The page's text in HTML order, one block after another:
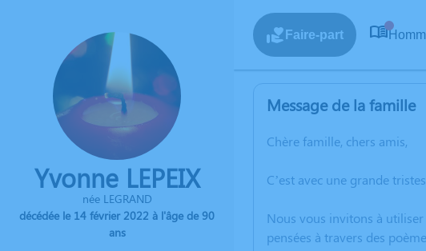
Yvonne LEPEIX
née LEGRAND
décédée le 14 février 2022 à l'âge de 90
ans
Faire-part
Message de la famille
Chère famille, chers amis,
C’est avec une grande
Nous vous invitons à
pensées à travers des